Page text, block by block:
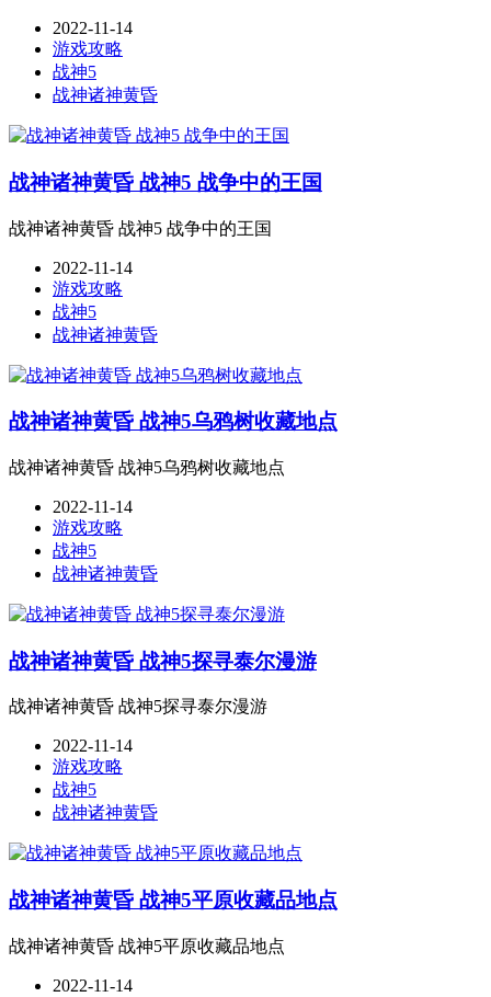
2022-11-14
游戏攻略
战神5
战神诸神黄昏
战神诸神黄昏 战神5 战争中的王国
战神诸神黄昏 战神5 战争中的王国
2022-11-14
游戏攻略
战神5
战神诸神黄昏
战神诸神黄昏 战神5乌鸦树收藏地点
战神诸神黄昏 战神5乌鸦树收藏地点
2022-11-14
游戏攻略
战神5
战神诸神黄昏
战神诸神黄昏 战神5探寻泰尔漫游
战神诸神黄昏 战神5探寻泰尔漫游
2022-11-14
游戏攻略
战神5
战神诸神黄昏
战神诸神黄昏 战神5平原收藏品地点
战神诸神黄昏 战神5平原收藏品地点
2022-11-14